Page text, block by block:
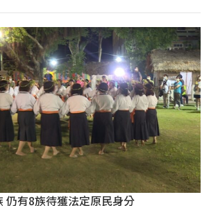
仍有8族待獲法定原民身分